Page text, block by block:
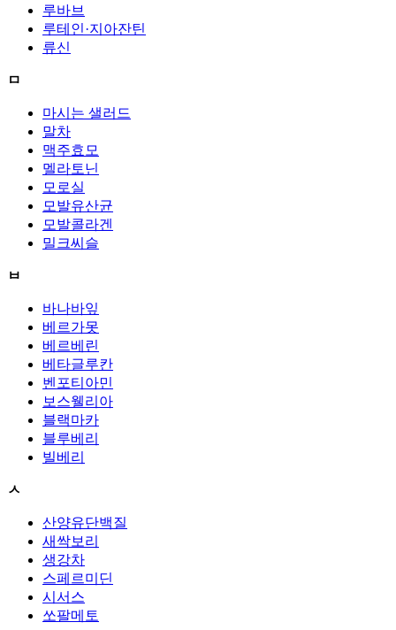
루바브
루테인·지아잔틴
류신
ㅁ
마시는 샐러드
말차
맥주효모
멜라토닌
모로실
모발유산균
모발콜라겐
밀크씨슬
ㅂ
바나바잎
베르가못
베르베린
베타글루칸
벤포티아민
보스웰리아
블랙마카
블루베리
빌베리
ㅅ
산양유단백질
새싹보리
생강차
스페르미딘
시서스
쏘팔메토